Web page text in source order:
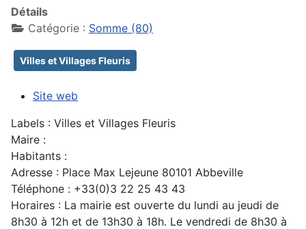
Détails
Catégorie : Somme (80)
Villes et Villages Fleuris
Site web
Labels : Villes et Villages Fleuris
Maire :
Habitants :
Adresse : Place Max Lejeune 80101 Abbeville
Téléphone : +33(0)3 22 25 43 43
Horaires : La mairie est ouverte du lundi au jeudi de
8h30 à 12h et de 13h30 à 18h. Le vendredi de 8h30 à